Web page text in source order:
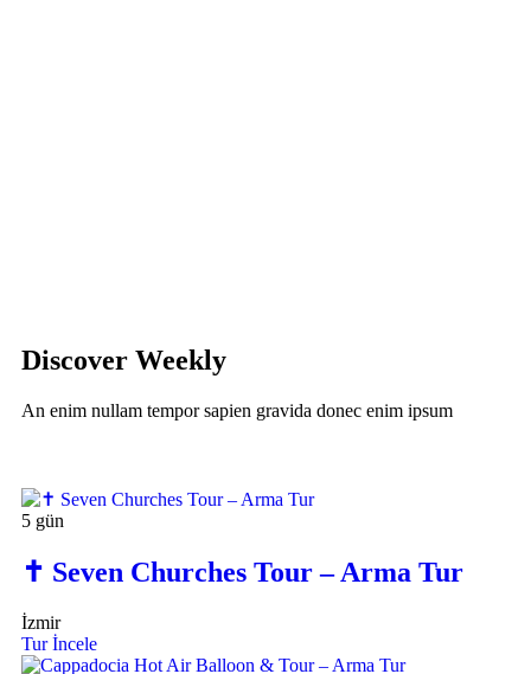
Discover Weekly
An enim nullam tempor sapien gravida donec enim ipsum
5 gün
✝️ Seven Churches Tour – Arma Tur
İzmir
Tur İncele